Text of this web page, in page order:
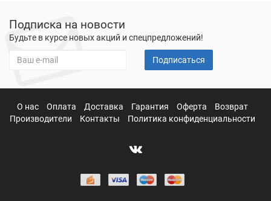
Подписка на новости
Будьте в курсе новых акций и спецпредложений!
Подписаться
О нас Оплата Доставка Гарантия Оферта
Возврат
Производители
Контакты Политика конфиденциальности